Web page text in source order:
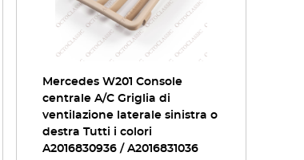
Mercedes W201 Console
centrale A/C Griglia di
ventilazione laterale sinistra o
destra Tutti i colori
A2016830936 / A2016831036